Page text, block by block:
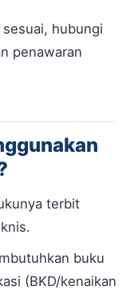
hubungi
penawaran
terbit
buku
(BKD/kenaikan